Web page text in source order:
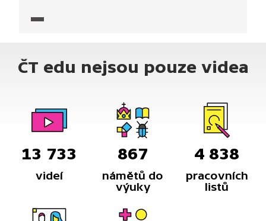
spektrometrie zasáhla i do oboru životního
o znečištění vod nebo vzduchu. Tímto tématem
nás v pořadu Planeta Věda provede Vladimír Kořen.
ČT edu nejsou pouze videa
13 733
videí
867
námětů do
výuky
4 838
pracovních
listů